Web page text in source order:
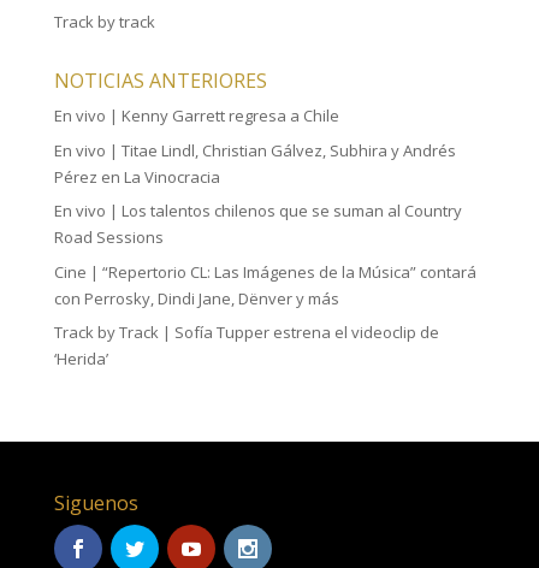
Track by track
NOTICIAS ANTERIORES
En vivo | Kenny Garrett regresa a Chile
En vivo | Titae Lindl, Christian Gálvez, Subhira y Andrés
Pérez en La Vinocracia
En vivo | Los talentos chilenos que se suman al Country
Road Sessions
Cine | “Repertorio CL: Las Imágenes de la Música” contará
con Perrosky, Dindi Jane, Dënver y más
Track by Track | Sofía Tupper estrena el videoclip de
‘Herida’
Siguenos